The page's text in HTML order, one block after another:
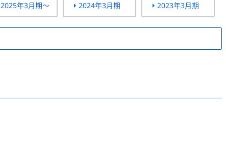
2025年3月期～ 2024年3月期 2023年3月期